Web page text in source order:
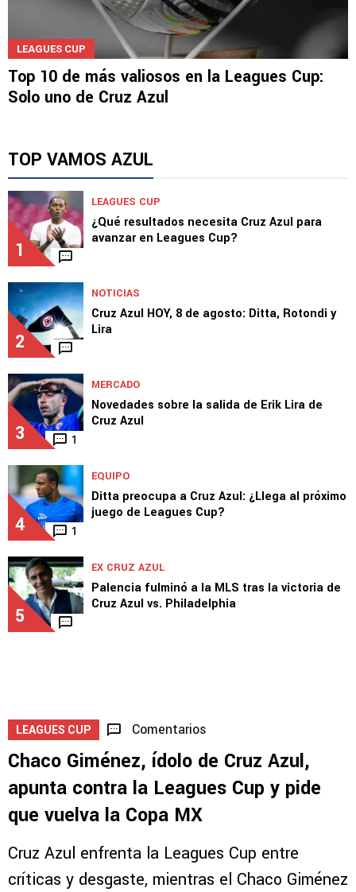
LEAGUES CUP
Top 10 de más valiosos en la Leagues Cup:
Solo uno de Cruz Azul
TOP VAMOS AZUL
1
LEAGUES CUP
¿Qué resultados necesita Cruz Azul para
avanzar en Leagues Cup?
2
NOTICIAS
Cruz Azul HOY, 8 de agosto: Ditta, Rotondi y
Lira
3 1
MERCADO
Novedades sobre la salida de Erik Lira de
Cruz Azul
4 1
EQUIPO
Ditta preocupa a Cruz Azul: ¿Llega al próximo
juego de Leagues Cup?
5
EX CRUZ AZUL
Palencia fulminó a la MLS tras la victoria de
Cruz Azul vs. Philadelphia
LEAGUES CUP Comentarios
Chaco Giménez, ídolo de Cruz Azul,
apunta contra la Leagues Cup y pide
que vuelva la Copa MX
Cruz Azul enfrenta la Leagues Cup entre
críticas y desgaste, mientras el Chaco Giménez